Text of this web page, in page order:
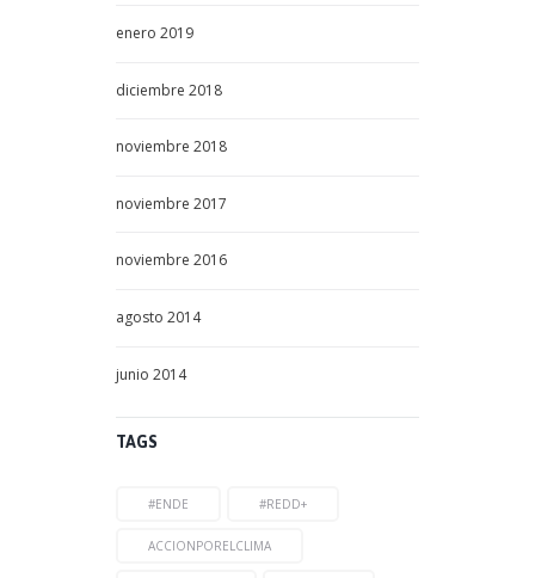
enero 2019
diciembre 2018
noviembre 2018
noviembre 2017
noviembre 2016
agosto 2014
junio 2014
TAGS
#ENDE #REDD+
ACCIONPORELCLIMA